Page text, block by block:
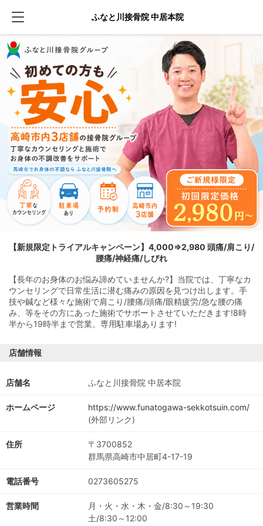
ふなと川接骨院 中居本院
【新規限定トライアルキャンペーン】4,000⇒2,980 頭痛/肩こり/
腰痛/神経痛/しびれ
【長年のお身体のお悩み諦めていませんか?】当院では、丁寧なカ
ウンセリングで日常生活に潜む痛みの原因を見つけ出します。手
技や鍼など様々な施術で肩こり/腰痛/頭痛/眼精疲労/急な腰の痛
み、等をその方にあった施術でサポートさせていただきます!8時
半から19時半まで営業。専用駐車場あります!
店舗情報
店舗名 ふなと川接骨院 中居本院
ホームページ
https://www.funatogawa-sekkotsuin.com/
(外部リンク)
住所
〒3700852
群馬県高崎市中居町4-17-19
電話番号 0273605275
営業時間
月・火・水・木・金/8:30～19:30
土/8:30～12:00